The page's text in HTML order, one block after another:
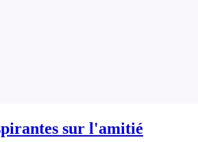
sur l'amitié